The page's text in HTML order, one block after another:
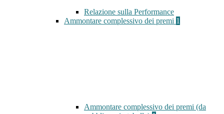
Relazione sulla Performance
Ammontare complessivo dei premi 1
Ammontare complessivo dei premi (da